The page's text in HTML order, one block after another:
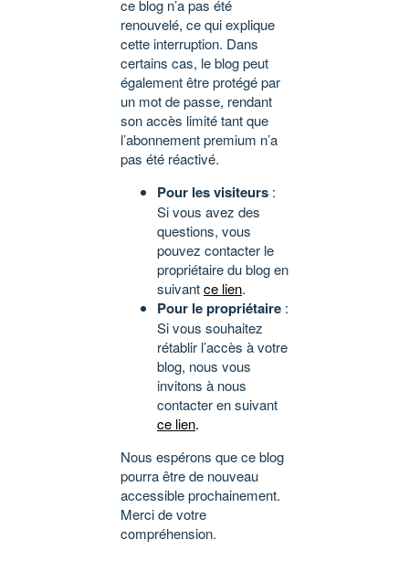
ce blog n’a pas été
renouvelé, ce qui explique
cette interruption. Dans
certains cas, le blog peut
également être protégé par
un mot de passe, rendant
son accès limité tant que
l’abonnement premium n’a
pas été réactivé.
Pour les visiteurs :
Si vous avez des
questions, vous
pouvez contacter le
propriétaire du blog en
suivantce lien.
Pour le propriétaire :
Si vous souhaitez
rétablir l’accès à votre
blog, nous vous
invitons à nous
contacter en suivant
ce lien.
Nous espérons que ce blog
pourra être de nouveau
accessible prochainement.
Merci de votre
compréhension.